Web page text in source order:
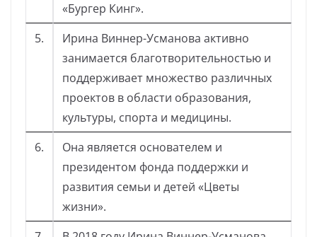
«Бургер Кинг».
5.
Ирина Виннер-Усманова активно
занимается благотворительностью и
поддерживает множество различных
проектов в области образования,
культуры, спорта и медицины.
6.
Она является основателем и
президентом фонда поддержки и
развития семьи и детей «Цветы
жизни».